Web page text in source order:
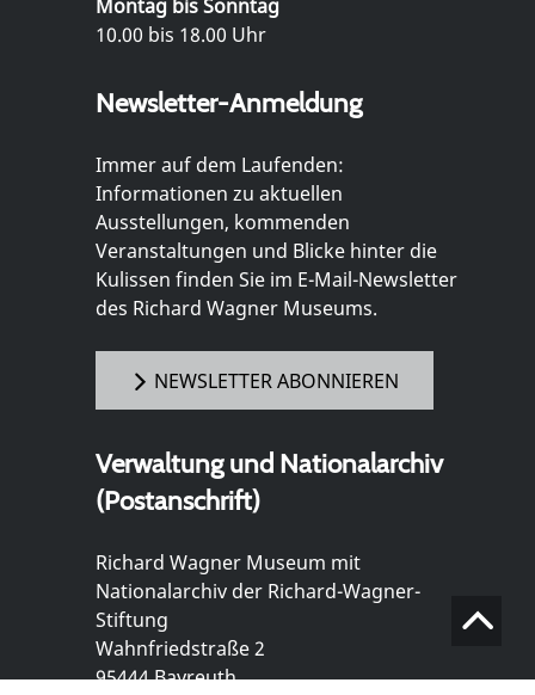
Montag bis Sonntag
10.00 bis 18.00 Uhr
Newsletter-Anmeldung
Immer auf dem Laufenden:
Informationen zu aktuellen
Ausstellungen, kommenden
Veranstaltungen und Blicke hinter die
Kulissen finden Sie im E-Mail-Newsletter
des Richard Wagner Museums.
NEWSLETTER ABONNIEREN
Verwaltung und Nationalarchiv
(Postanschrift)
Richard Wagner Museum mit
Nationalarchiv der Richard-Wagner-
Stiftung
Wahnfriedstraße 2
95444 Bayreuth